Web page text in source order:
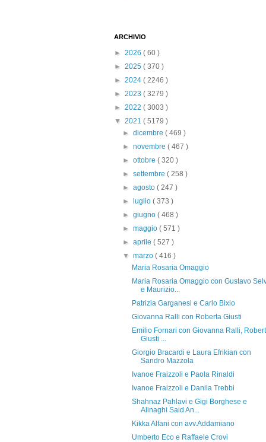
ARCHIVIO
► 2026 ( 60 )
► 2025 ( 370 )
► 2024 ( 2246 )
► 2023 ( 3279 )
► 2022 ( 3003 )
▼ 2021 ( 5179 )
►dicembre( 469 )
►novembre( 467 )
►ottobre( 320 )
►settembre( 258 )
►agosto( 247 )
►
luglio( 373 )
►giugno( 468 )
►maggio( 571 )
►aprile( 527 )
▼marzo( 416 )
Maria Rosaria Omaggio
Maria Rosaria Omaggio con Gustavo
e Maurizio...
Patrizia Garganesi e Carlo Bixio
Giovanna Ralli con Roberta Giusti
Emilio Fornari con Giovanna Ralli,
Giusti ...
Giorgio Bracardi e Laura Efrikian con
Sandro Mazzola
Ivanoe Fraizzoli e Paola Rinaldi
Ivanoe Fraizzoli e Danila Trebbi
Shahnaz Pahlavi e Gigi Borghese e
Alinaghi Said An...
Kikka Alfani con avv.Addamiano
Umberto Eco e Raffaele Crovi